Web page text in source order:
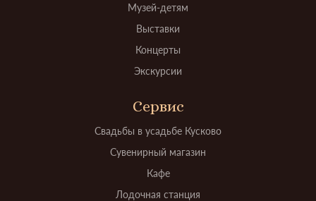
Музей-детям
Выставки
Концерты
Экскурсии
Сервис
Свадьбы в усадьбе Кусково
Сувенирный магазин
Кафе
Лодочная станция